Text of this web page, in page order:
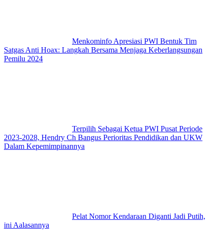
Menkominfo Apresiasi PWI Bentuk Tim
Satgas Anti Hoax: Langkah Bersama Menjaga Keberlangsungan
Pemilu 2024
Terpilih Sebagai Ketua PWI Pusat Periode
2023-2028, Hendry Ch Bangus Perioritas Pendidikan dan UKW
Dalam Kepemimpinannya
Pelat Nomor Kendaraan Diganti Jadi Putih,
ini Aalasannya